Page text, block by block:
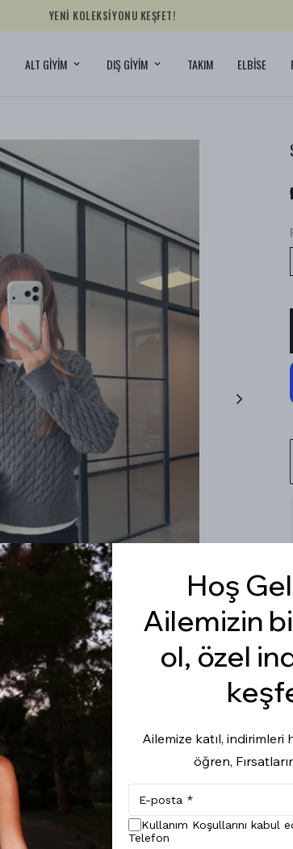
YENİ KOLEKSİYONU KEŞFET!
ALT GİYİM DIŞ GİYİM TAKIM ELBİSE
Hoş
Ailemizin
ol, özel
Ailemize katıl, indirimleri
öğren,
Kullanım Koşullarını kabul
Telefon